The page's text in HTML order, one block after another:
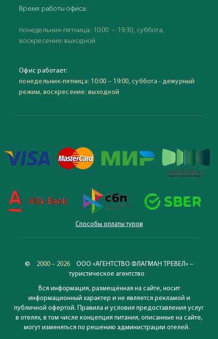
Время работы офиса:
понедельник-пятница: 10:00 – 19:30, суббота,
воскресение: выходной
Офис работает:
понедельник-пятница: 10:00 – 19:00, суббота - дежурный
режим, воскресение: выходной
Способы оплаты туров
© 2000 – 2026
ООО «АГЕНТСТВО ФЛАГМАН ТРЕВЕЛ» –
туристическое агентство
Вся информация, размещённая на сайте, носит
информационный характер и не является рекламой и
публичной офертой. Правила и условия предоставления услуг
в отелях, в том числе концепция питания, описанные на сайте,
могут изменяться по решению администрации отелей.